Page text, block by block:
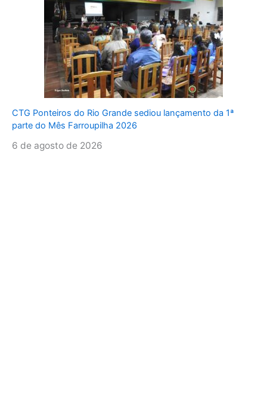
CTG Ponteiros do Rio Grande sediou lançamento da 1ª
parte do Mês Farroupilha 2026
6 de agosto de 2026